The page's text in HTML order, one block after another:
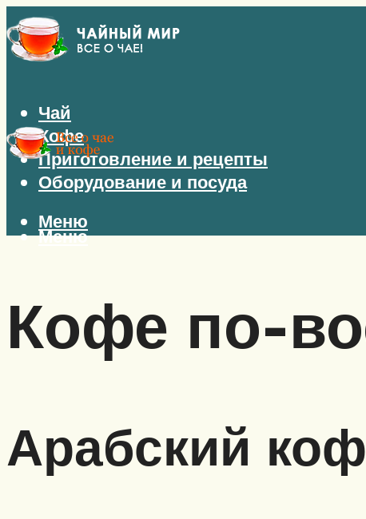
Чай
Кофе
Приготовление и рецепты
Оборудование и посуда
Меню
Меню
Кофе по-
Арабский